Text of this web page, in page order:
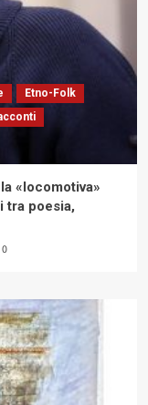
Etno-Folk
«locomotiva»
tra poesia,
0